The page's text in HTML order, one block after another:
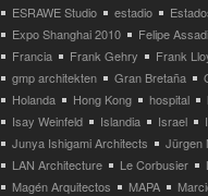
ESRAWE Studio
estadio
Expo Shanghai 2010
Felipe Assadi
Francia
Frank Gehry Frank
gmp architekten
Gran Bretaña
Holanda
Hong Kong hospital
Isay Weinfeld
Islandia Israel
Junya Ishigami Architects
Jürgen
LAN Architecture
Le Corbusier
Magén Arquitectos
MAPA